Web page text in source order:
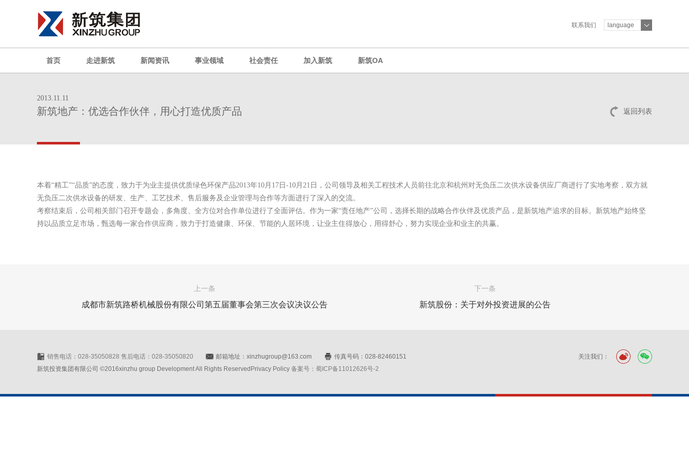
联系我们 language
首页 走进新筑 新闻资讯 事业领域 社会责任 加入新筑 新筑OA
返回列表
2013.11.11
新筑地产：优选合作伙伴，用心打造优质产品
本着“精工”“品质”的态度，致力于为业主提供优质绿色环保产品2013年10月17日-10月 21 日，公司领导及相关工程技术人员前往北京和杭州对无负压二次供水设备供应厂商进行了实地考察，双方就
无负压二次供水设备的研发、生产、工艺技术、售后服务及企业管理与合作等方面进行了深入的交流。
考察结束后，公司相关部门召开专题会，多角度、全方位对合作单位进行了全面评估。作为一家“责任地产”公司，选择长期的战略合作伙伴及优质产品，是新筑地产追求的目标。新筑地产始终坚
持以品质立足市场，甄选每一家合作供应商，致力于打造健康、环保、节能的人居环境，让业主住得放心，用得舒心，努力实现企业和业主的共赢。
上一条
成都市新筑路桥机械股份有限公司第五届董事会第三次会议决议公告
下一条
新筑股份：关于对外投资进展的公告
关注我们：
销售电话：028-35050828 售后电话：028-35050820 邮箱地址：xinzhugroup@163.com
传真号码：028-82460151
新筑投资集团有限公司 ©2016xinzhu group Development All Rights ReservedPrivacy Policy 备案号：蜀ICP备11012626号-2